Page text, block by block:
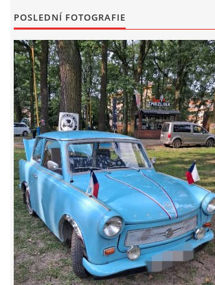
Vývozy a osvědčení
Benzín - Čas bioblaženosti přichází
Moderní nafta
Stanovy Old Fiat Clubu, z. s.
GDPR
oldfiatclub@seznam.cz |RSS
POSLEDNÍ FOTOGRAFIE